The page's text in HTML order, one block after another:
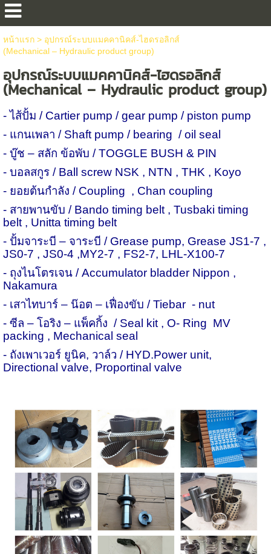
หน้าแรก> อุปกรณ์ระบบแมคคานิคส์-ไฮดรอลิกส์
(Mechanical – Hydraulic product group)
อุปกรณ์ระบบแมคคานิคส์-ไฮดรอลิกส์
(Mechanical – Hydraulic product group)
- ไส้ปั้ม / Cartier pump / gear pump / piston pump
- แกนเพลา / Shaft pump / bearing / oil seal
- บู๊ช – สลัก ข้อพับ /TOGGLE BUSH & PIN
- บอลสกูร / Ball screw NSK , NTN , THK , Koyo
- ยอยต้นกำลัง / Coupling , Chan coupling
- สายพานขับ / Bando timing belt , Tusbaki timing
belt , Unitta timing belt
- ปั้มจาระบี – จาระบี / Grease pump, Grease JS1-7 ,
JS0-7 , JS0-4 ,MY2-7 , FS2-7, LHL-X100-7
- ถุงไนโตรเจน /Accumulator bladder Nippon ,
Nakamura
- เสาไทบาร์ – น๊อต – เฟื่องขับ /Tiebar - nut
- ซีล – โอริง – แพ็คกิ้ง / Seal kit , O- Ring MV
packing , Mechanical seal
- ถังเพาเวอร์ ยูนิค, วาล์ว / HYD.Power unit,
Directional valve, Proportinal valve